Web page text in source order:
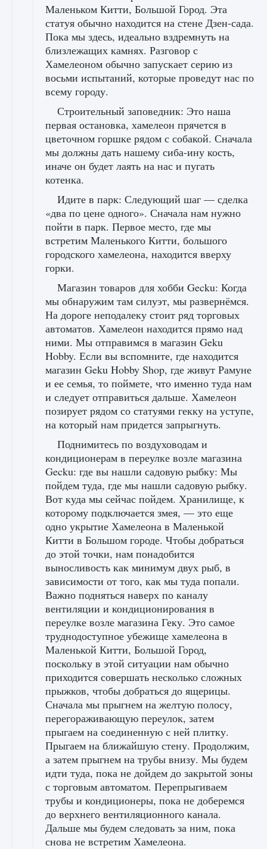
Маленьком Китти, Большой Город. Эта
статуя обычно находится на стене Дзен-сада.
Пока мы здесь, идеально вздремнуть на
близлежащих камнях. Разговор с
Хамелеоном обычно запускает серию из
восьми испытаний, которые проведут нас по
всему городу.
Строительный заповедник: Это наша
первая остановка, хамелеон прячется в
цветочном горшке рядом с собакой. Сначала
мы должны дать нашему сиба-ину кость,
иначе он будет лаять на нас и пугать
котенка.
Идите в парк: Следующий шаг — сделка
«два по цене одного». Сначала нам нужно
пойти в парк. Первое место, где мы
встретим Маленького Китти, большого
городского хамелеона, находится вверху
горки.
Магазин товаров для хобби Gecku: Когда
мы обнаружим там силуэт, мы развернёмся.
На дороге неподалеку стоит ряд торговых
автоматов. Хамелеон находится прямо над
ними. Мы отправимся в магазин Geku
Hobby. Если вы вспомните, где находится
магазин Geku Hobby Shop, где живут Рамуне
и ее семья, то поймете, что именно туда нам
и следует отправиться дальше. Хамелеон
позирует рядом со статуями гекку на уступе,
на который нам придется запрыгнуть.
Поднимитесь по воздуховодам и
кондиционерам в переулке возле магазина
Gecku: где вы нашли садовую рыбку: Мы
пойдем туда, где мы нашли садовую рыбку.
Вот куда мы сейчас пойдем. Хранилище, к
которому подключается змея, — это еще
одно укрытие Хамелеона в Маленькой
Китти в Большом городе. Чтобы добраться
до этой точки, нам понадобится
выносливость как минимум двух рыб, в
зависимости от того, как мы туда попали.
Важно подняться наверх по каналу
вентиляции и кондиционирования в
переулке возле магазина Геку. Это самое
труднодоступное убежище хамелеона в
Маленькой Китти, Большой Город,
поскольку в этой ситуации нам обычно
приходится совершать несколько сложных
прыжков, чтобы добраться до ящерицы.
Сначала мы прыгнем на желтую полосу,
перегораживающую переулок, затем
прыгаем на соединенную с ней плитку.
Прыгаем на ближайшую стену. Продолжим,
а затем прыгнем на трубы внизу. Мы будем
идти туда, пока не дойдем до закрытой зоны
с торговым автоматом. Перепрыгиваем
трубы и кондиционеры, пока не доберемся
до верхнего вентиляционного канала.
Дальше мы будем следовать за ним, пока
снова не встретим Хамелеона.